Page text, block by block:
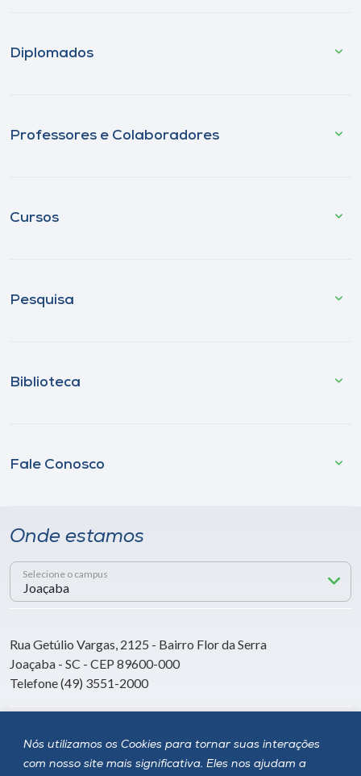
Nós utilizamos os Cookies para tornar suas interações
com nosso site mais significativa. Eles nos ajudam a
Diplomados
Professores e Colaboradores
Cursos
Pesquisa
Biblioteca
Fale Conosco
Onde estamos
Selecione o campus
Rua Getúlio Vargas, 2125 - Bairro Flor da Serra
Joaçaba - SC - CEP 89600-000
Telefone (49) 3551-2000
Siga a Unoesc